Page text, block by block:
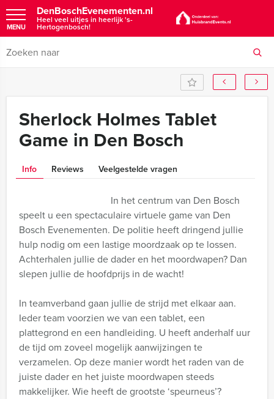
DenBoschEvenementen.nl
Heel veel uitjes in heerlijk 's-
Hertogenbosch!
MENU
Sherlock Holmes Tablet
Game in Den Bosch
Info Reviews Veelgestelde vragen
In het centrum van Den Bosch
speelt u een spectaculaire virtuele game van Den
Bosch Evenementen. De politie heeft dringend jullie
hulp nodig om een lastige moordzaak op te lossen.
Achterhalen jullie de dader en het moordwapen? Dan
slepen jullie de hoofdprijs in de wacht!
In teamverband gaan jullie de strijd met elkaar aan.
Ieder team voorzien we van een tablet, een
plattegrond en een handleiding. U heeft anderhalf uur
de tijd om zoveel mogelijk aanwijzingen te
verzamelen. Op deze manier wordt het raden van de
juiste dader en het juiste moordwapen steeds
makkelijker. Wie heeft de grootste ‘speurneus’?